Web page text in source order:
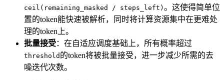
ceil(remaining_masked / steps_left) 。这使得简单位
置的token能快速被解析，同时将计算资源集中在更难处
理的token上。
批量接受：在自适应调度基础上，所有概率超过
threshold 的token将被批量接受，进一步减少所需的去
噪迭代次数。